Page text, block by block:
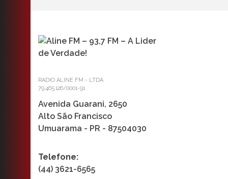
RADIO ALINE FM - LTDA
79.465.126/0001-91
Avenida Guarani, 2650
Alto São Francisco
Umuarama - PR - 87504030
Telefone:
(44) 3621-6565